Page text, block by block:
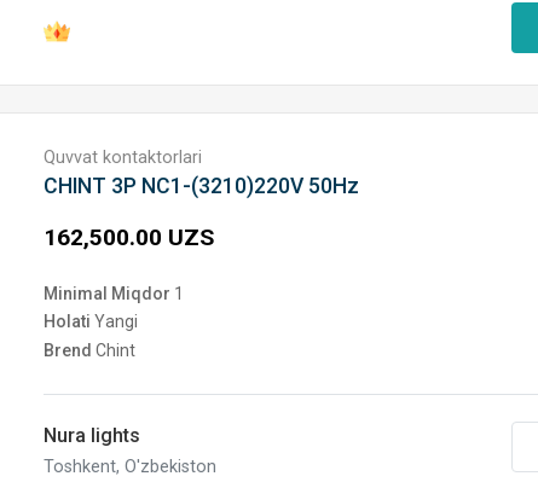
Quvvat kontaktorlari
CHINT 3P NC1-(3210)220V 50Hz
162,500.00 UZS
Minimal Miqdor 1
Holati Yangi
Brend Chint
Nura lights
Toshkent, O'zbekiston